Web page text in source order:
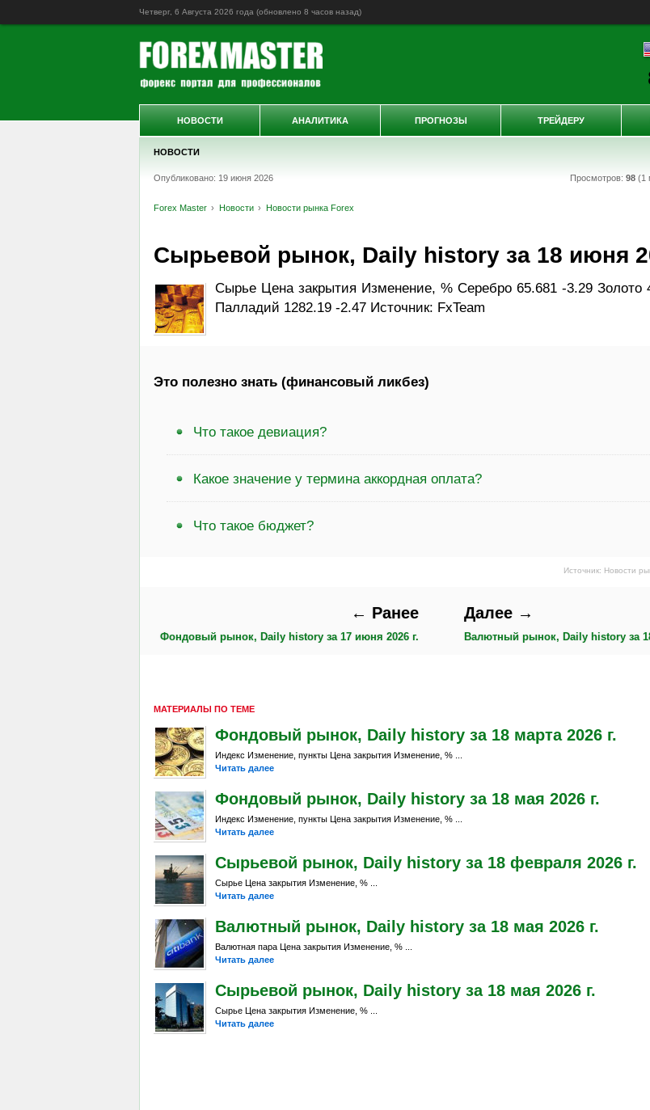
Четверг, 6 Августа 2026 года (обновлено 8 часов назад)
НОВОСТИ
Опубликовано: 19 июня 2026 Просмотров: 98(1
Forex Master Новости Новости рынка Forex
Сырьевой рынок, Daily history за 18 июня
Сырье Цена закрытия Изменение, % Серебро 65.681 -3.29 Золото
Палладий 1282.19 -2.47 Источник: FxTeam
Это полезно знать (финансовый ликбез)
Что такое девиация?
Какое значение у термина аккордная оплата?
Что такое бюджет?
Источник: Новости
← Ранее
Фондовый рынок, Daily history за 17 июня 2026 г.
Далее →
Валютный рынок, Daily history за
МАТЕРИАЛЫ ПО ТЕМЕ
Фондовый рынок, Daily history за 18 марта 2026 г.
Индекс Изменение, пункты Цена закрытия Изменение, % ...
Читать далее
Фондовый рынок, Daily history за 18 мая 2026 г.
Индекс Изменение, пункты Цена закрытия Изменение, % ...
Читать далее
Сырьевой рынок, Daily history за 18 февраля 2026 г.
Сырье Цена закрытия Изменение, % ...
Читать далее
Валютный рынок, Daily history за 18 мая 2026 г.
Валютная пара Цена закрытия Изменение, % ...
Читать далее
Сырьевой рынок, Daily history за 18 мая 2026 г.
Сырье Цена закрытия Изменение, % ...
Читать далее
НОВОСТИ АНАЛИТИКА ПРОГНОЗЫ ТРЕЙДЕРУ